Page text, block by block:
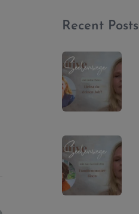
Recent Posts